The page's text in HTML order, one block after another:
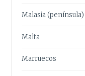
Malasia (península)
Malta
Marruecos